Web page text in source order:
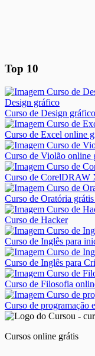
Top 10
Curso de Design
Curso de Excel online
Curso de Violão online
Curso de CorelDRAW
Curso de Oratória
Curso de Hacker
Curso de Inglês para
Curso de Inglês para
Curso de Filosofia
Curso de programação
Cursos online grátis